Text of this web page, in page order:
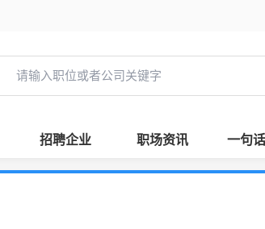
招聘企业 职场资讯 一句